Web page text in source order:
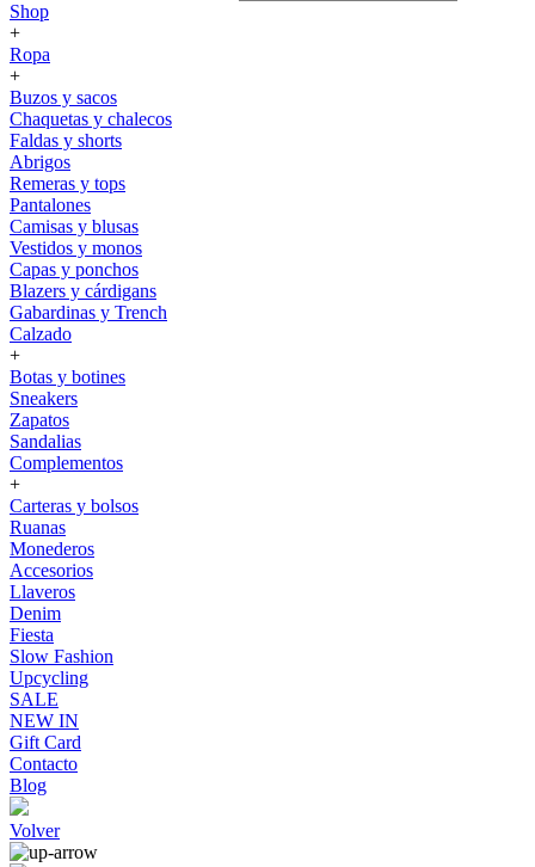
Shop
+
Ropa
+
Buzos y sacos
Chaquetas y chalecos
Faldas y shorts
Abrigos
Remeras y tops
Pantalones
Camisas y blusas
Vestidos y monos
Capas y ponchos
Blazers y cárdigans
Gabardinas y Trench
Calzado
+
Botas y botines
Sneakers
Zapatos
Sandalias
Complementos
+
Carteras y bolsos
Ruanas
Monederos
Accesorios
Llaveros
Denim
Fiesta
Slow Fashion
Upcycling
SALE
NEW IN
Gift Card
Contacto
Blog
Volver